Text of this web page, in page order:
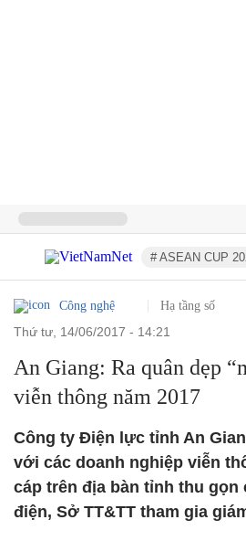
# ASEAN CUP
Công nghệ Hạ tầng số
thứ tư, 14/06/2017 - 14:21
An Giang: Ra quân dẹp
viễn thông năm 2017
Công ty Điện lực tỉnh An
với các doanh nghiệp viễn
cáp trên địa bàn tỉnh thu gọn
điện, Sở TT&TT tham gia